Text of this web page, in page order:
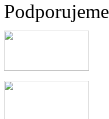
Podporujeme